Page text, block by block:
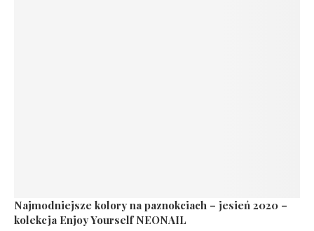
Najmodniejsze kolory na paznokciach – jesień 2020 –
kolekcja Enjoy Yourself NEONAIL